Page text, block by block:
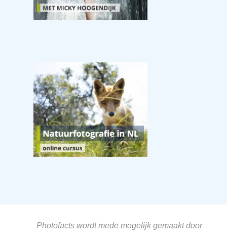
Photofacts wordt mede mogelijk gemaakt door